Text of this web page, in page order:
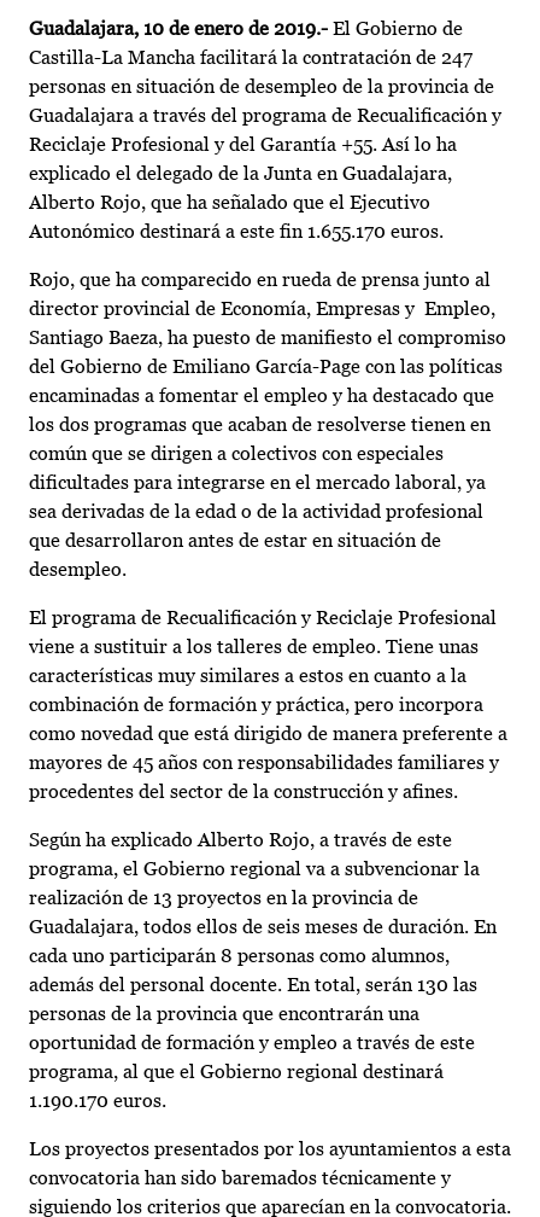
Guadalajara, 10 de enero de 2019.- El Gobierno de
Castilla-La Mancha facilitará la contratación de 247
personas en situación de desempleo de la provincia de
Guadalajara a través del programa de Recualificación y
Reciclaje Profesional y del Garantía +55. Así lo ha
explicado el delegado de la Junta en Guadalajara,
Alberto Rojo, que ha señalado que el Ejecutivo
Autonómico destinará a este fin 1.655.170 euros.
Rojo, que ha comparecido en rueda de prensa junto al
director provincial de Economía, Empresas y Empleo,
Santiago Baeza, ha puesto de manifiesto el compromiso
del Gobierno de Emiliano García-Page con las políticas
encaminadas a fomentar el empleo y ha destacado que
los dos programas que acaban de resolverse tienen en
común que se dirigen a colectivos con especiales
dificultades para integrarse en el mercado laboral, ya
sea derivadas de la edad o de la actividad profesional
que desarrollaron antes de estar en situación de
desempleo.
El programa de Recualificación y Reciclaje Profesional
viene a sustituir a los talleres de empleo. Tiene unas
características muy similares a estos en cuanto a la
combinación de formación y práctica, pero incorpora
como novedad que está dirigido de manera preferente a
mayores de 45 años con responsabilidades familiares y
procedentes del sector de la construcción y afines.
Según ha explicado Alberto Rojo, a través de este
programa, el Gobierno regional va a subvencionar la
realización de 13 proyectos en la provincia de
Guadalajara, todos ellos de seis meses de duración. En
cada uno participarán 8 personas como alumnos,
además del personal docente. En total, serán 130 las
personas de la provincia que encontrarán una
oportunidad de formación y empleo a través de este
programa, al que el Gobierno regional destinará
1.190.170 euros.
Los proyectos presentados por los ayuntamientos a esta
convocatoria han sido baremados técnicamente y
siguiendo los criterios que aparecían en la convocatoria.